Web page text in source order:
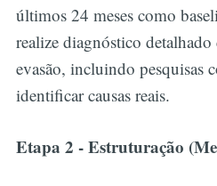
últimos 24 meses como
realize diagnóstico
evasão, incluindo pesquisas
identificar causas reais.
Etapa 2 - Estruturação